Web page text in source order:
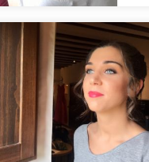
de peinado de